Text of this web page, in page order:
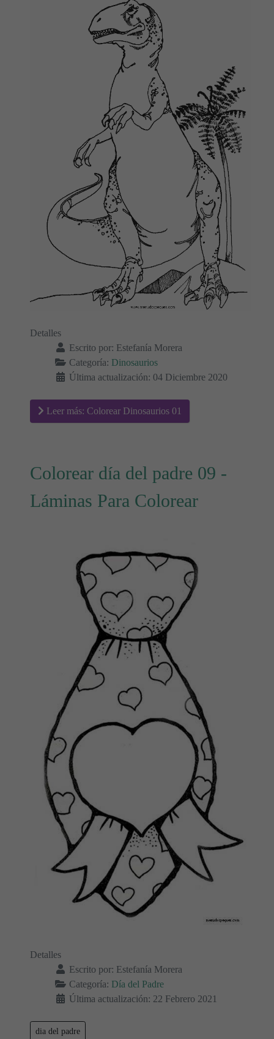
Detalles
Escrito por: Estefanía Morera
Categoría: Dinosaurios
Última actualización: 04 Diciembre 2020
Leer más: Colorear Dinosaurios 01
Colorear día del padre 09 -
Láminas Para Colorear
Detalles
Escrito por: Estefanía Morera
Categoría: Día del Padre
Última actualización: 22 Febrero 2021
dia del padre